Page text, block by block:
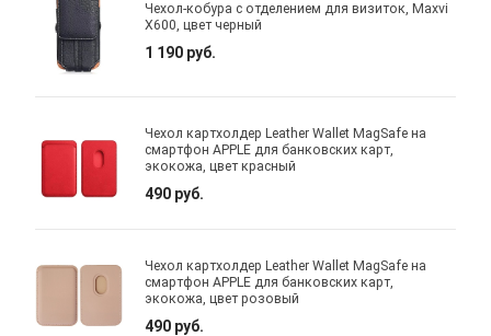
Чехол-кобура с отделением для визиток, Maxvi
X600, цвет черный
1 190 руб.
Чехол картхолдер Leather Wallet MagSafe на
смартфон APPLE для банковских карт,
экокожа, цвет красный
490 руб.
Чехол картхолдер Leather Wallet MagSafe на
смартфон APPLE для банковских карт,
экокожа, цвет розовый
490 руб.